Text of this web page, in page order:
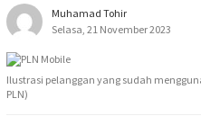
Muhamad Tohir
Selasa, 21 November 2023
Ilustrasi pelanggan yang sudah
PLN)